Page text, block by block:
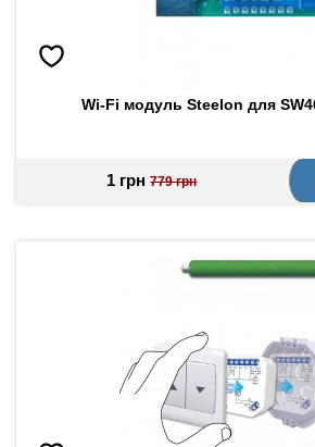
Wi-Fi модуль Steelon для
1 грн 779 грн